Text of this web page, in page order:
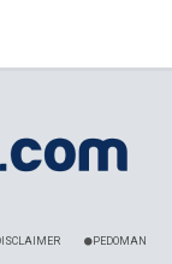
PEDOMAN